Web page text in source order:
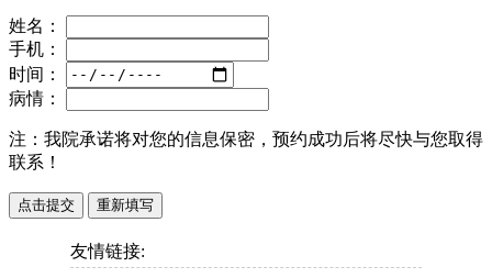
姓名：
手机：
时间：
病情：
注： 我院承诺将对您的信息保密，预约成功后将尽快与您取得
联系！
友情链接: